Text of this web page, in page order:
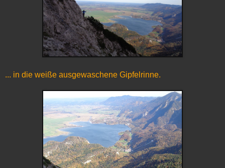
... in die weiße ausgewaschene Gipfelrinne.